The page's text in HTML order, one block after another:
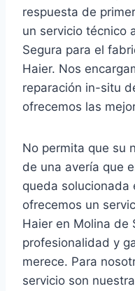
respuesta de
un servicio técnico
Segura para el
Haier. Nos
reparación in-situ
ofrecemos las
No permita que su
de una avería que
queda solucionada
ofrecemos un
Haier en Molina de
profesionalidad y
merece. Para
servicio son